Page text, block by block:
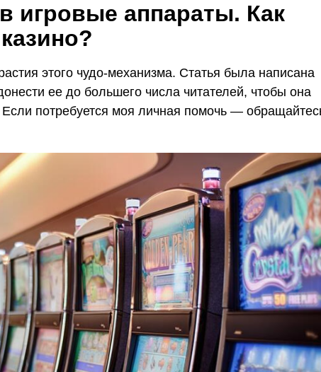
игровые аппараты. Как
этого чудо-механизма. Статья была написана
ее до большего числа читателей, чтобы она
потребуется моя личная помочь —